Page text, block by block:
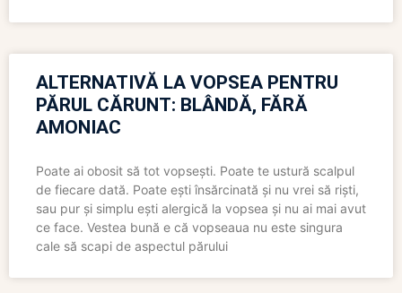
ALTERNATIVĂ LA VOPSEA PENTRU
PĂRUL CĂRUNT: BLÂNDĂ, FĂRĂ
AMONIAC
Poate ai obosit să tot vopsești. Poate te ustură scalpul
de fiecare dată. Poate ești însărcinată și nu vrei să riști,
sau pur și simplu ești alergică la vopsea și nu ai mai avut
ce face. Vestea bună e că vopseaua nu este singura
cale să scapi de aspectul părului